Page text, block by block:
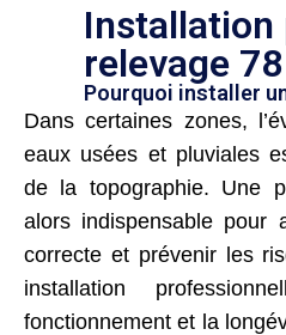
Installation
relevage 78
Pourquoi installer
Dans certaines zones,
eaux usées et pluviales
de la topographie. Une
alors indispensable pour
correcte et prévenir les
installation
fonctionnement et la